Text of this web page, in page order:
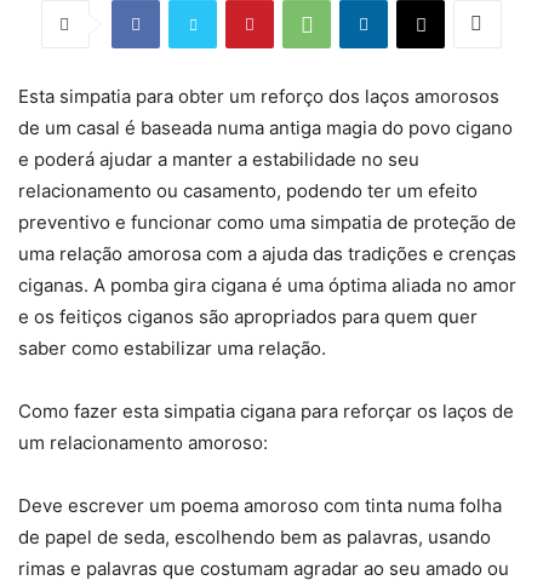
Esta simpatia para obter um reforço dos laços amorosos
de um casal é baseada numa antiga magia do povo cigano
e poderá ajudar a manter a estabilidade no seu
relacionamento ou casamento, podendo ter um efeito
preventivo e funcionar como uma simpatia de proteção de
uma relação amorosa com a ajuda das tradições e crenças
ciganas. A pomba gira cigana é uma óptima aliada no amor
e os feitiços ciganos são apropriados para quem quer
saber como estabilizar uma relação.
Como fazer esta simpatia cigana para reforçar os laços de
um relacionamento amoroso:
Deve escrever um poema amoroso com tinta numa folha
de papel de seda, escolhendo bem as palavras, usando
rimas e palavras que costumam agradar ao seu amado ou